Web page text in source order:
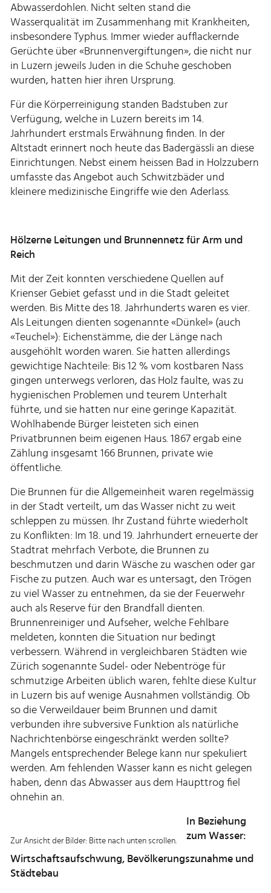
Abwasserdohlen. Nicht selten stand die
Wasserqualität im Zusammenhang mit Krankheiten,
insbesondere Typhus. Immer wieder aufflackernde
Gerüchte über «Brunnenvergiftungen», die nicht nur
in Luzern jeweils Juden in die Schuhe geschoben
wurden, hatten hier ihren Ursprung.
Für die Körperreinigung standen Badstuben zur
Verfügung, welche in Luzern bereits im 14.
Jahrhundert erstmals Erwähnung finden. In der
Altstadt erinnert noch heute das Badergässli an diese
Einrichtungen. Nebst einem heissen Bad in Holzzubern
umfasste das Angebot auch Schwitzbäder und
kleinere medizinische Eingriffe wie den Aderlass.
Hölzerne Leitungen und Brunnennetz für Arm und
Reich
Mit der Zeit konnten verschiedene Quellen auf
Krienser Gebiet gefasst und in die Stadt geleitet
werden. Bis Mitte des 18. Jahrhunderts waren es vier.
Als Leitungen dienten sogenannte «Dünkel» (auch
«Teuchel»): Eichenstämme, die der Länge nach
ausgehöhlt worden waren. Sie hatten allerdings
gewichtige Nachteile: Bis 12 % vom kostbaren Nass
gingen unterwegs verloren, das Holz faulte, was zu
hygienischen Problemen und teurem Unterhalt
führte, und sie hatten nur eine geringe Kapazität.
Wohlhabende Bürger leisteten sich einen
Privatbrunnen beim eigenen Haus. 1867 ergab eine
Zählung insgesamt 166 Brunnen, private wie
öffentliche.
Die Brunnen für die Allgemeinheit waren regelmässig
in der Stadt verteilt, um das Wasser nicht zu weit
schleppen zu müssen. Ihr Zustand führte wiederholt
zu Konflikten: Im 18. und 19. Jahrhundert erneuerte der
Stadtrat mehrfach Verbote, die Brunnen zu
beschmutzen und darin Wäsche zu waschen oder gar
Fische zu putzen. Auch war es untersagt, den Trögen
zu viel Wasser zu entnehmen, da sie der Feuerwehr
auch als Reserve für den Brandfall dienten.
Brunnenreiniger und Aufseher, welche Fehlbare
meldeten, konnten die Situation nur bedingt
verbessern. Während in vergleichbaren Städten wie
Zürich sogenannte Sudel- oder Nebentröge für
schmutzige Arbeiten üblich waren, fehlte diese Kultur
in Luzern bis auf wenige Ausnahmen vollständig. Ob
so die Verweildauer beim Brunnen und damit
verbunden ihre subversive Funktion als natürliche
Nachrichtenbörse eingeschränkt werden sollte?
Mangels entsprechender Belege kann nur spekuliert
werden. Am fehlenden Wasser kann es nicht gelegen
haben, denn das Abwasser aus dem Haupttrog fiel
ohnehin an.
Zur Ansicht der Bilder: Bitte nach unten scrollen.
In Beziehung
zum Wasser:
Wirtschaftsaufschwung, Bevölkerungszunahme und
Städtebau